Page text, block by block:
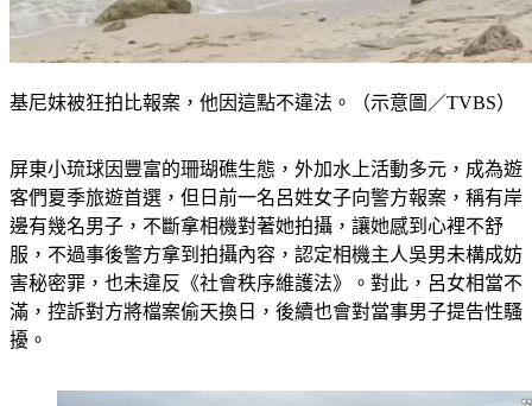
客們夏季旅遊首選，但日前一名呂姓女子向警方報案，稱有岸
邊有幾名男子，不斷拿相機對著她拍攝，讓她感到心裡不舒
服，不過事後警方拿到拍攝內容，認定相機主人吳男未構成妨
害秘密罪，也未違反《社會秩序維護法》。對此，呂女相當不
滿，控訴對方將檔案偷天換日，後續也會對當事男子提告性騷
擾。